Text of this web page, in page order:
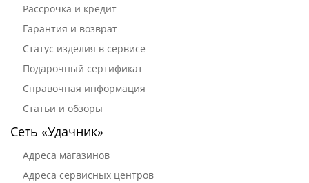
Рассрочка и кредит
Гарантия и возврат
Статус изделия в сервисе
Подарочный сертификат
Справочная информация
Статьи и обзоры
Сеть «Удачник»
Адреса магазинов
Адреса сервисных центров